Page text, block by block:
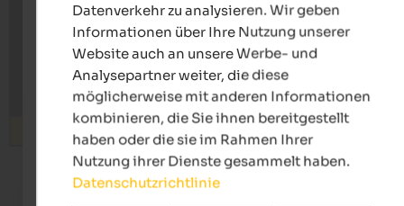
Datenverkehr zu analysieren. Wir geben
Informationen über Ihre Nutzung unserer
Website auch an unsere Werbe- und
Analysepartner weiter, die diese
möglicherweise mit anderen Informationen
kombinieren, die Sie ihnen bereitgestellt
haben oder die sie im Rahmen Ihrer
Nutzung ihrer Dienste gesammelt haben.
Datenschutzrichtlinie